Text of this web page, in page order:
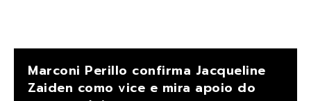
Marconi Perillo confirma Jacqueline
Zaiden como vice e mira apoio do